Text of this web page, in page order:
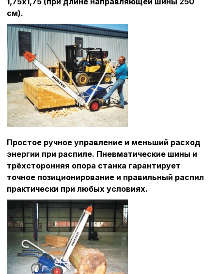
см).
Простое ручное управление и меньший расход
энергии при распиле. Пневматические шины и
трёхсторонняя опора станка гарантирует
точное позиционирование и правильный распил
практически при любых условиях.